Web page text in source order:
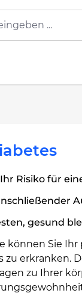
Risiko für
gesund
können Sie
zu erkranken.
zu Ihrer